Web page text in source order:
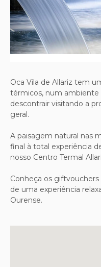
Previous
Oca Vila de Allariz tem
térmicos, num ambiente
descontrair visitando a
geral.
A paisagem natural nas
final à total experiência
nosso Centro Termal
Conheça os
de uma experiência
Ourense.